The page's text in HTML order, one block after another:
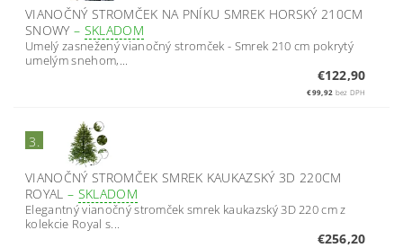
VIANOČNÝ STROMČEK NA PNÍKU SMREK HORSKÝ 210CM
SNOWY– SKLADOM
Umelý zasnežený vianočný stromček - Smrek 210 cm pokrytý
umelým snehom,...
€122,90
€99,92 bez DPH
3.
VIANOČNÝ STROMČEK SMREK KAUKAZSKÝ 3D 220CM
ROYAL– SKLADOM
Elegantný vianočný stromček smrek kaukazský 3D 220 cm z
kolekcie Royal s...
€256,20